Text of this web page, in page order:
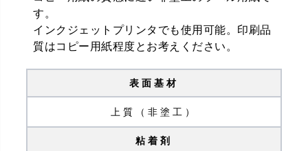
す。
インクジェットプリンタでも使用可能。印刷品
質はコピー用紙程度とお考えください。
表面基材
上質（非塗工）
粘着剤